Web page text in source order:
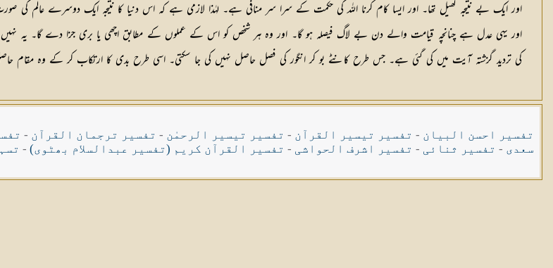
اور ایک بے نتیجہ کھیل تھا۔ اور ایسا کام کرنا اللہ کی حکمت کے سرا سر منافی ہے۔ لہٰذا لازمی ہے کہ اس دنیا کا نتیجہ ایک دوسرے عالم کی
اور یہی عدل ہے چنانچہ قیامت والے دن بے لاگ فیصلہ ہو گا۔ اور وہ ہر شخص کو اس کے عملوں کے مطابق اچھی یا بری جزا دے گا۔ یہ
کی تردید گزشتہ آیت میں کی گئی ہے۔ جس طرح کانٹے بو کر انگور کی فصل حاصل نہیں کی جا سکتی۔ اسی طرح بدی کا ارتکاب کر کے وہ مقام
تفسیر احسن البیان - تفسیر تیسیر القرآن - تفسیر تیسیر الرحمٰن - تفسیر ترجمان القرآن -
سعدی - تفسیر ثنائی - تفسیر اشرف الحواشی - تفسیر القرآن کریم (تفسیر عبدالسلام بھٹوی) -